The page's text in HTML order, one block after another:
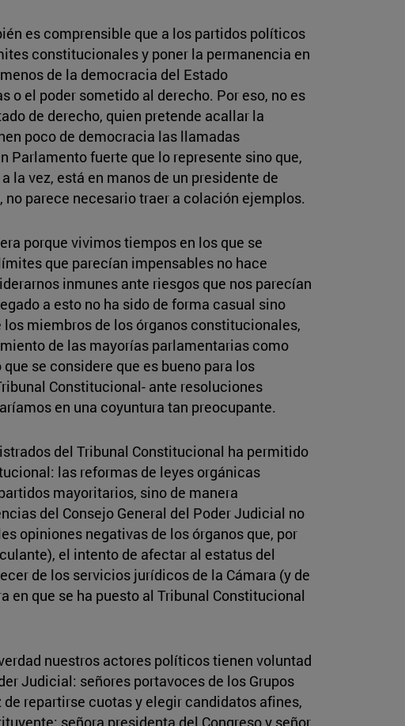
es comprensible que a los partidos políticos
constitucionales y poner la permanencia en
de la democracia del Estado
el poder sometido al derecho. Por eso, no es
de derecho, quien pretende acallar la
poco de democracia las llamadas
Parlamento fuerte que lo represente sino que,
la vez, está en manos de un presidente de
parece necesario traer a colación ejemplos.
porque vivimos tiempos en los que se
que parecían impensables no hace
inmunes ante riesgos que nos parecían
a esto no ha sido de forma casual sino
miembros de los órganos constitucionales,
de las mayorías parlamentarias como
se considere que es bueno para los
Constitucional- ante resoluciones
en una coyuntura tan preocupante.
del Tribunal Constitucional ha permitido
las reformas de leyes orgánicas
mayoritarios, sino de manera
del Consejo General del Poder Judicial no
opiniones negativas de los órganos que, por
el intento de afectar al estatus del
de los servicios jurídicos de la Cámara (y de
que se ha puesto al Tribunal Constitucional
nuestros actores políticos tienen voluntad
Judicial: señores portavoces de los Grupos
repartirse cuotas y elegir candidatos afines,
señora presidenta del Congreso y señor